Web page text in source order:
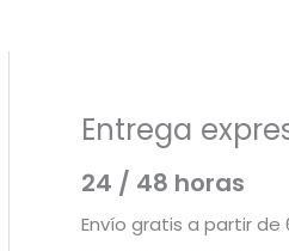
Entrega
24 / 48 horas
Envío gratis a partir de